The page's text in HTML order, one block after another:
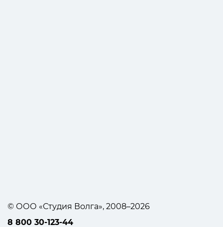
© ООО «Студия Волга», 2008–2026
8 800 30-123-44